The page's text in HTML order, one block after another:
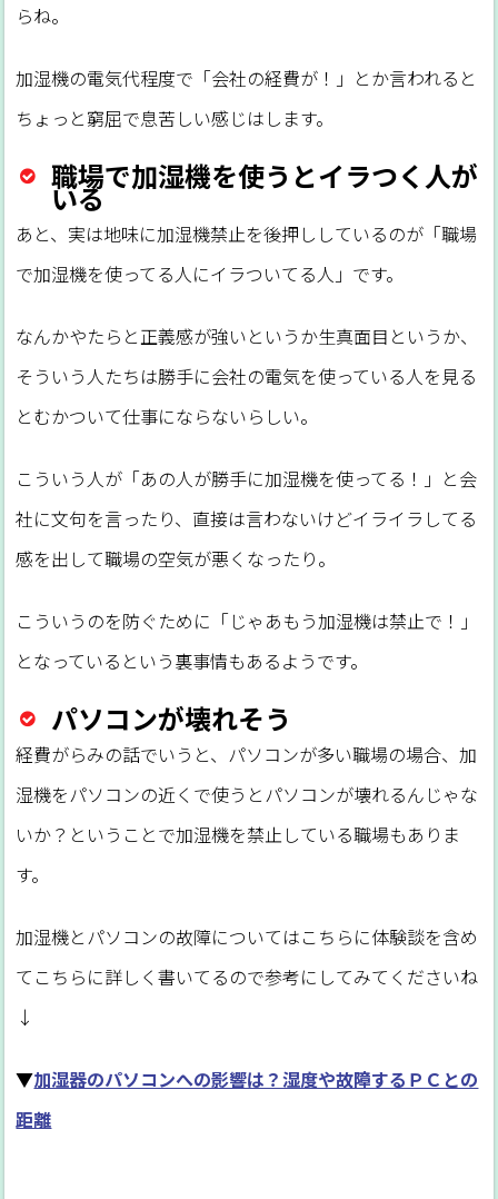
らね。
加湿機の電気代程度で「会社の経費が！」とか言われると
ちょっと窮屈で息苦しい感じはします。
職場で加湿機を使うとイラつく人が
いる
あと、実は地味に加湿機禁止を後押ししているのが「職場
で加湿機を使ってる人にイラついてる人」です。
なんかやたらと正義感が強いというか生真面目というか、
そういう人たちは勝手に会社の電気を使っている人を見る
とむかついて仕事にならないらしい。
こういう人が「あの人が勝手に加湿機を使ってる！」と会
社に文句を言ったり、直接は言わないけどイライラしてる
感を出して職場の空気が悪くなったり。
こういうのを防ぐために「じゃあもう加湿機は禁止で！」
となっているという裏事情もあるようです。
パソコンが壊れそう
経費がらみの話でいうと、パソコンが多い職場の場合、加
湿機をパソコンの近くで使うとパソコンが壊れるんじゃな
いか？ということで加湿機を禁止している職場もありま
す。
加湿機とパソコンの故障についてはこちらに体験談を含め
てこちらに詳しく書いてるので参考にしてみてくださいね
↓
▼加湿器のパソコンへの影響は？湿度や故障するＰＣとの
距離